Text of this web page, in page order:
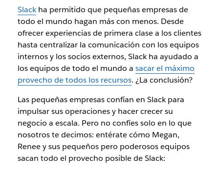
comunidad hecha solo para
Autor: Jacob Gross
15 de mayo de 2024
Ilustración de Zoe Berger y Lauren Park
Slackha permitido que pequeñas empresas de
todo el mundo hagan más con menos. Desde
ofrecer experiencias de primera clase a los clientes
hasta centralizar la comunicación con los equipos
internos y los socios externos, Slack ha ayudado a
los equipos de todo el mundo a sacar el máximo
provecho de todos los recursos. ¿La conclusión?
Las pequeñas empresas confían en Slack para
impulsar sus operaciones y hacer crecer su
negocio a escala. Pero no confíes solo en lo que
nosotros te decimos: entérate cómo Megan,
Renee y sus pequeños pero poderosos equipos
sacan todo el provecho posible de Slack: